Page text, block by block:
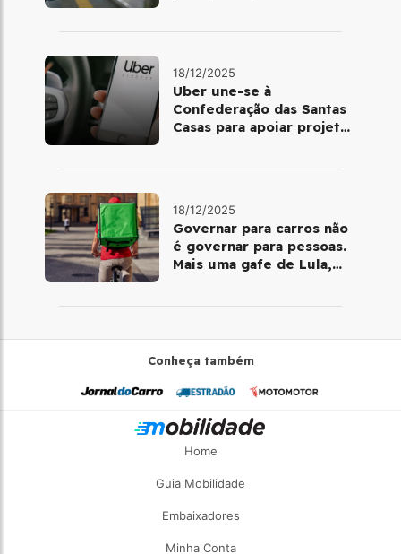
18/12/2025
Uber une-se à
Confederação das Santas
Casas para apoiar projetos
18/12/2025
Governar para carros não
é governar para pessoas.
Mais uma gafe de Lula,
Conheça também
Home
Guia Mobilidade
Embaixadores
Minha Conta